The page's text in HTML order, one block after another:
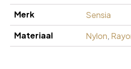
Merk
Sensia
Materiaal
Nylon,